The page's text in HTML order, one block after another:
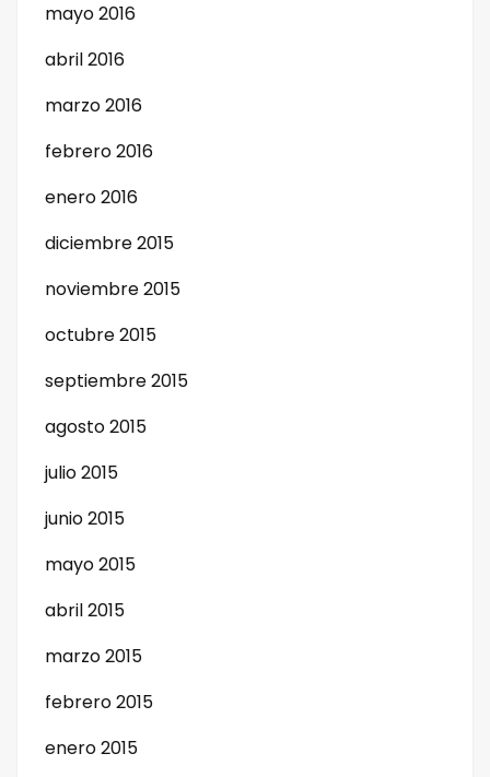
mayo 2016
abril 2016
marzo 2016
febrero 2016
enero 2016
diciembre 2015
noviembre 2015
octubre 2015
septiembre 2015
agosto 2015
julio 2015
junio 2015
mayo 2015
abril 2015
marzo 2015
febrero 2015
enero 2015